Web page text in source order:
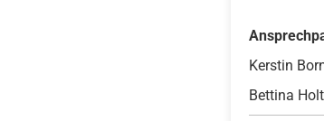
Kerstin
Bettina